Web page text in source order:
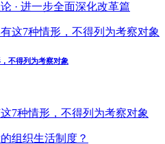
· 进一步全面深化改革篇
不得列为考察对象
7种情形，不得列为考察对象